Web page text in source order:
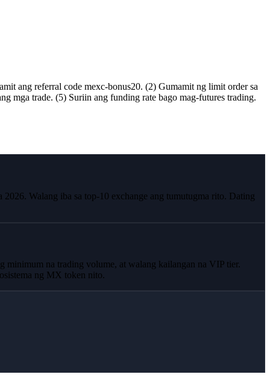
ang referral code mexc-bonus20. (2) Gumamit ng limit order sa
mga trade. (5) Suriin ang funding rate bago mag-futures trading.
Walang iba sa top-10 exchange ang tumutugma rito. Dating
na trading volume, at walang kailangan na VIP tier.
ng MX token nito.